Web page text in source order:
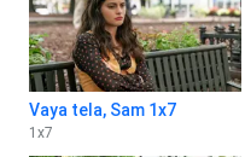
Vaya tela, Sam 1x7
1 x7